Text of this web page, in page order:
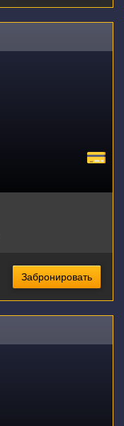
Забронировать